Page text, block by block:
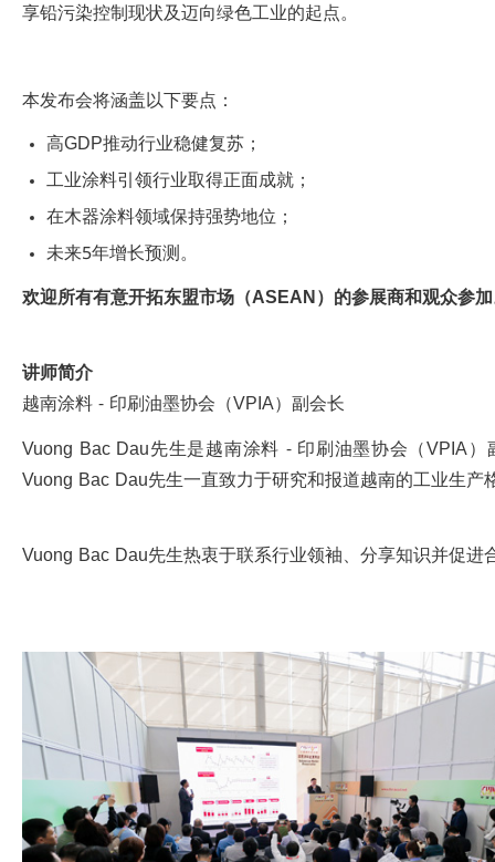
享铅污染控制现状及迈向绿色工业的起点。
本发布会将涵盖以下要点：
高GDP推动行业稳健复苏；
工业涂料引领行业取得正面成就；
在木器涂料领域保持强势地位；
未来5年增长预测。
欢迎所有有意开拓东盟市场（ASEAN）的参展商和观众参
讲师简介
越南涂料 - 印刷油墨协会（VPIA）副会长
Vuong Bac Dau先生是越南涂料 - 印刷油墨协会（VPIA
Vuong Bac Dau先生一直致力于研究和报道越南的工业生
Vuong Bac Dau先生热衷于联系行业领袖、分享知识并促